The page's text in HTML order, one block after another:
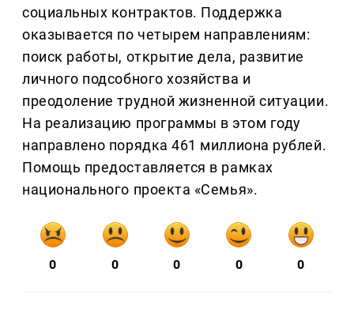
социальных контрактов. Поддержка
оказывается по четырем направлениям:
поиск работы, открытие дела, развитие
личного подсобного хозяйства и
преодоление трудной жизненной ситуации.
На реализацию программы в этом году
направлено порядка 461 миллиона рублей.
Помощь предоставляется в рамках
национального проекта «Семья».
0 0 0 0 0